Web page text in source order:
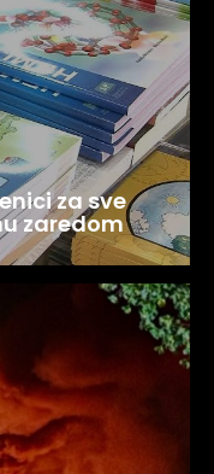
za sve
zaredom